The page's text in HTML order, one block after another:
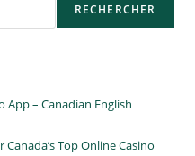
RECHERCHER
App – Canadian English
Top Online Casino